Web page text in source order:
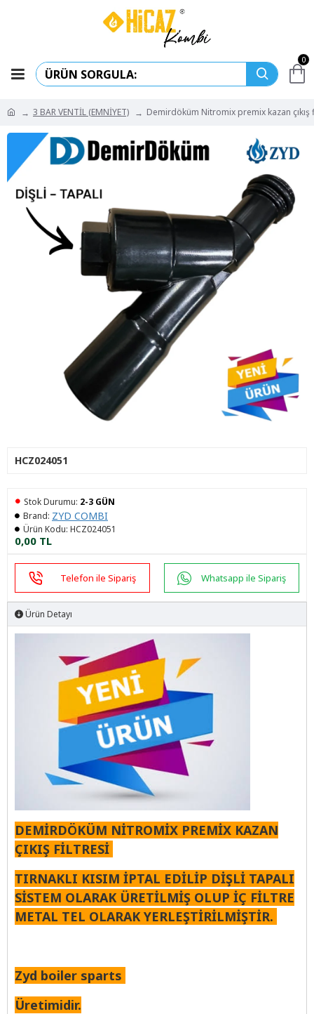
0
3 BAR VENTİL (EMNİYET) Demirdöküm Nitromix premix kazan
HCZ024051
0,00 TL
Stok Durumu: 2-3 GÜN
Brand: ZYD COMBI
Ürün Kodu: HCZ024051
Telefon ile Sipariş Whatsapp ile Sipariş
Ürün Detayı
DEMİRDÖKÜM NİTROMİX PREMİX KAZAN
ÇIKIŞ FİLTRESİ
TIRNAKLI KISIM İPTAL EDİLİP DİŞLİ TAPALI
SİSTEM OLARAK ÜRETİLMİŞ OLUP İÇ FİLTRE
METAL TEL OLARAK YERLEŞTİRİLMİŞTİR.
Zyd boiler sparts
Üretimidir.